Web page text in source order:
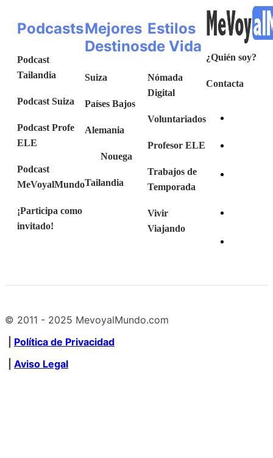
Podcasts
Podcast
Tailandia
Podcast Suiza
Podcast Profe
ELE
Podcast
MeVoyalMundo
¡Participa como
invitado!
Mejores
Destinos
Suiza
Países Bajos
Alemania
Nouega
Tailandia
Estilos
de Vida
Nómada
Digital
Voluntariados
Profesor ELE
Trabajos de
Temporada
Vivir
Viajando
¿Quién soy?
Contacta
© 2011 - 2025 MevoyalMundo.com
Política de Privacidad
Aviso Legal